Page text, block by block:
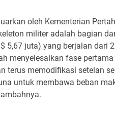
oleh Kementerian
militer adalah bagian
5,67 juta) yang berjalan dari
menyelesaikan fase
terus memodifikasi setelan
untuk membawa beban